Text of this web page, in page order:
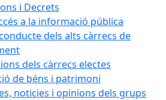
i Decrets
a la informació pública
dels alts càrrecs de
dels càrrecs electes
de béns i patrimoni
noticies i opinions dels grups